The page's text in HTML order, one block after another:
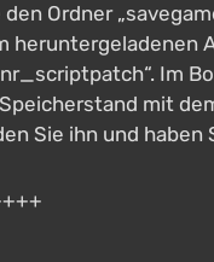
Ordner
heruntergeladenen
Im
mit
Sie ihn und haben